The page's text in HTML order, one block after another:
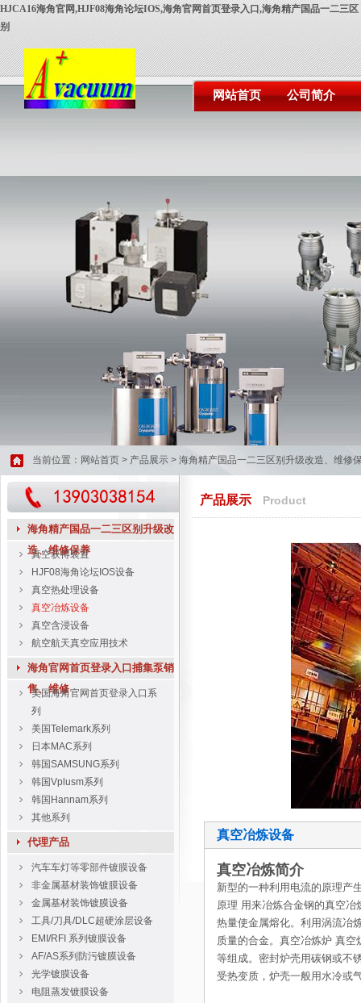
HJCA16海角官网,HJF08海角论坛IOS,海角官网首页登录入口,海角精产国品一二三区
别
网站首页 公司简介
当前位置： 网站首页 > 产品展示 > 海角精产国品一二三区别升级改造、维修
海角精产国品一二三区别升级改
造、维修保养
真空获得装置
HJF08海角论坛IOS设备
真空热处理设备
真空冶炼设备
真空含浸设备
航空航天真空应用技术
海角官网首页登录入口捕集泵销
售、维修
美国海角官网首页登录入口系
列
美国Telemark系列
日本MAC系列
韩国SAMSUNG系列
韩国Vplusm系列
韩国Hannam系列
其他系列
代理产品
汽车车灯等零部件镀膜设备
非金属基材装饰镀膜设备
金属基材装饰镀膜设备
工具/刀具/DLC超硬涂层设备
EMI/RFI 系列镀膜设备
AF/AS系列防污镀膜设备
光学镀膜设备
电阻蒸发镀膜设备
产品展示 Product
真空冶炼设备
真空冶炼简介
新型的一种利用电流的原理产生
原理 用来冶炼合金钢的真空冶炼
热量使金属熔化。利用涡流
质量的合金。真空冶炼炉 真空炉
等组成。密封炉壳用碳钢或
受热变质，炉壳一般用水冷或气